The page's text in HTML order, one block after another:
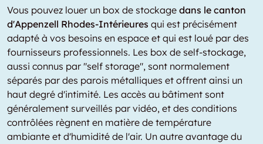
Vous pouvez louer un box de stockage dans le canton
d'Appenzell Rhodes-Intérieures qui est précisément
adapté à vos besoins en espace et qui est loué par des
fournisseurs professionnels. Les box de self-stockage,
aussi connus par "self storage", sont normalement
séparés par des parois métalliques et offrent ainsi un
haut degré d'intimité. Les accès au bâtiment sont
généralement surveillés par vidéo, et des conditions
contrôlées règnent en matière de température
ambiante et d'humidité de l'air. Un autre avantage du